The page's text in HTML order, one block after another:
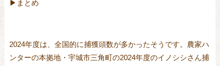
▶︎まとめ
2024年度は、全国的に捕獲頭数が多かったそうです。農家ハ
ンターの本拠地・宇城市三角町の2024年度のイノシシさん捕